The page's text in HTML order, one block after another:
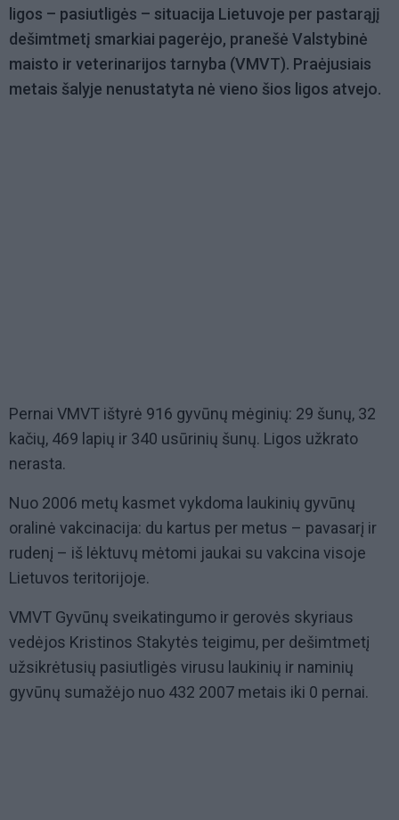
ligos – pasiutligės – situacija Lietuvoje per pastarąjį
dešimtmetį smarkiai pagerėjo, pranešė Valstybinė
maisto ir veterinarijos tarnyba (VMVT). Praėjusiais
metais šalyje nenustatyta nė vieno šios ligos atvejo.
Pernai VMVT ištyrė 916 gyvūnų mėginių: 29 šunų, 32
kačių, 469 lapių ir 340 usūrinių šunų. Ligos užkrato
nerasta.
Nuo 2006 metų kasmet vykdoma laukinių gyvūnų
oralinė vakcinacija: du kartus per metus – pavasarį ir
rudenį – iš lėktuvų mėtomi jaukai su vakcina visoje
Lietuvos teritorijoje.
VMVT Gyvūnų sveikatingumo ir gerovės skyriaus
vedėjos Kristinos Stakytės teigimu, per dešimtmetį
užsikrėtusių pasiutligės virusu laukinių ir naminių
gyvūnų sumažėjo nuo 432 2007 metais iki 0 pernai.